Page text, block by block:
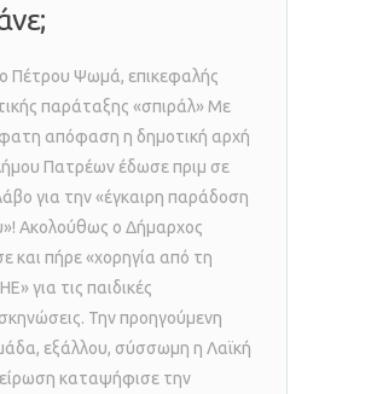
Πέτρου Ψωμά, επικεφαλής
παράταξης «σπιράλ» Με
απόφαση η δημοτική αρχή
Πατρέων έδωσε πριμ σε
για την «έγκαιρη παράδοση
Ακολούθως ο Δήμαρχος
και πήρε «χορηγία από τη
για τις παιδικές
Την προηγούμενη
εξάλλου, σύσσωμη η Λαϊκή
καταψήφισε την